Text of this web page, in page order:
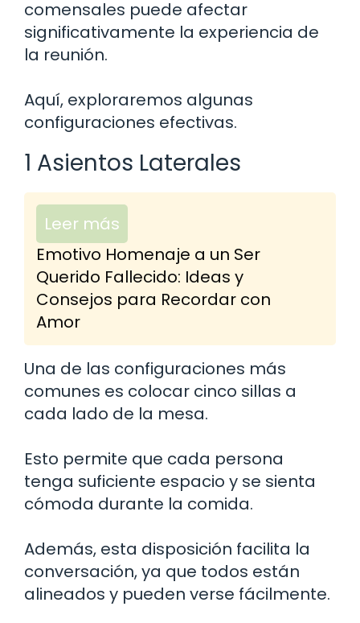
comensales puede afectar
significativamente la experiencia de
la reunión.
Aquí, exploraremos algunas
configuraciones efectivas.
1 Asientos Laterales
Leer más
Emotivo Homenaje a un Ser
Querido Fallecido: Ideas y
Consejos para Recordar con
Amor
Una de las configuraciones más
comunes es colocar cinco sillas a
cada lado de la mesa.
Esto permite que cada persona
tenga suficiente espacio y se sienta
cómoda durante la comida.
Además, esta disposición facilita la
conversación, ya que todos están
alineados y pueden verse fácilmente.